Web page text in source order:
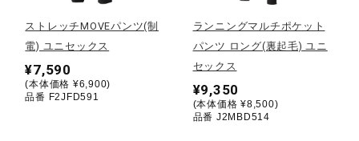
バドミントン
陸上競技
ストレッチMOVEパンツ(制
電) ユニセックス
¥7,590
(本体価格 ¥6,900)
品番 F2JFD591
ランニングマルチポケット
パンツ ロング(裏起毛) ユニ
セックス
¥9,350
(本体価格 ¥8,500)
品番 J2MBD514